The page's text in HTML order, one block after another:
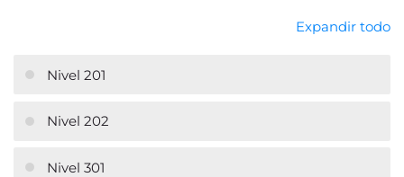
Expandir todo
Nivel 201
Nivel 202
Nivel 301